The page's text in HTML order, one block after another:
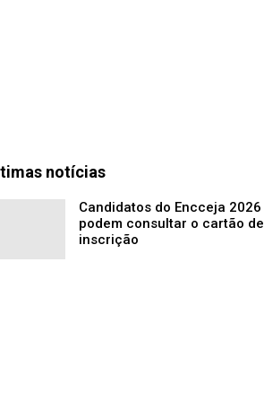
notícias
Candidatos do Encceja 2026
podem consultar o cartão de
inscrição